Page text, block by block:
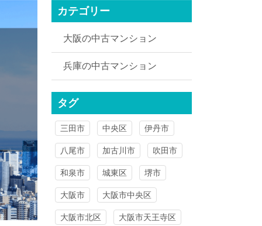
カテゴリー
大阪の中古マンション
兵庫の中古マンション
タグ
三田市 中央区 伊丹市
八尾市 加古川市 吹田市
和泉市 城東区 堺市
大阪市 大阪市中央区
大阪市北区 大阪市天王寺区